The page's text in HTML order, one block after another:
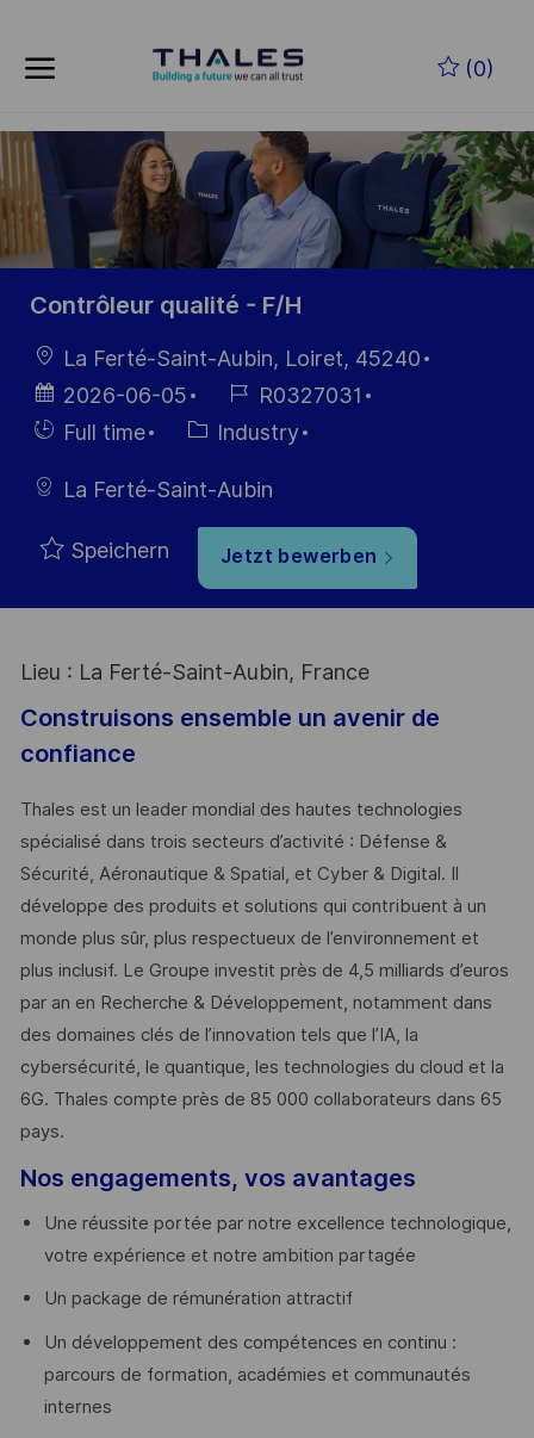
(0)
-
Contrôleur qualité - F/H
Ort
La Ferté-Saint-Aubin, Loiret, 45240
Datum der
Veröffentlichung
2026-06-05
Job-
ID
R0327031
Einstellunngstyp
Full time Kategorie
Industry
La Ferté-Saint-Aubin
Speichern Jetzt bewerben
Lieu : La Ferté-Saint-Aubin, France
Construisons ensemble un avenir de
confiance
Thales est un leader mondial des hautes technologies
spécialisé dans trois secteurs d’activité : Défense &
Sécurité, Aéronautique & Spatial, et Cyber & Digital. Il
développe des produits et solutions qui contribuent à un
monde plus sûr, plus respectueux de l’environnement et
plus inclusif. Le Groupe investit près de 4,5 milliards d’euros
par an en Recherche & Développement, notamment dans
des domaines clés de l’innovation tels que l’IA, la
cybersécurité, le quantique, les technologies du cloud et la
6G. Thales compte près de 85 000 collaborateurs dans 65
pays. ​
Nos engagements, vos avantages
Une réussite portée par notre excellence technologique,
votre expérience et notre ambition partagée
Un package de rémunération attractif
Un développement des compétences en continu :
parcours de formation, académies et communautés
internes